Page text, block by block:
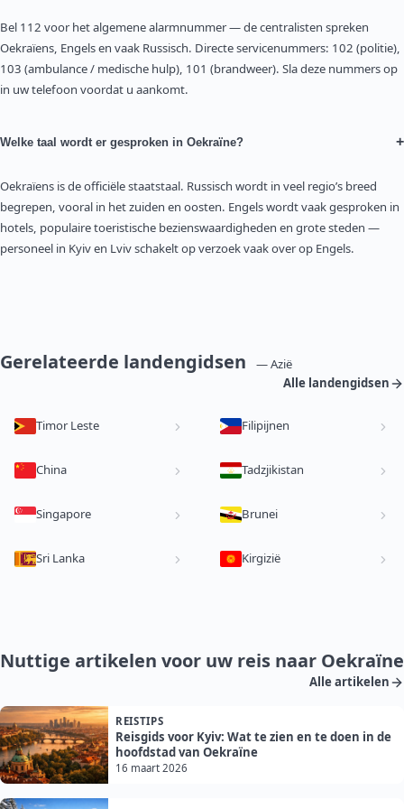
Bel 112 voor het algemene alarmnummer — de centralisten spreken
Oekraïens, Engels en vaak Russisch. Directe servicenummers: 102 (politie),
103 (ambulance / medische hulp), 101 (brandweer). Sla deze nummers op
in uw telefoon voordat u aankomt.
Welke taal wordt er gesproken in Oekraïne? +
Oekraïens is de officiële staatstaal. Russisch wordt in veel regio’s breed
begrepen, vooral in het zuiden en oosten. Engels wordt vaak gesproken in
hotels, populaire toeristische bezienswaardigheden en grote steden —
personeel in Kyiv en Lviv schakelt op verzoek vaak over op Engels.
Gerelateerde landengidsen
— Azië
Alle landengidsen
Timor Leste Filipijnen
China Tadzjikistan
Singapore Brunei
Sri Lanka Kirgizië
Nuttige artikelen voor uw reis naar Oekraïne
Alle artikelen
REISTIPS
Reisgids voor Kyiv: Wat te zien en te doen in de
hoofdstad van Oekraïne
16 maart 2026